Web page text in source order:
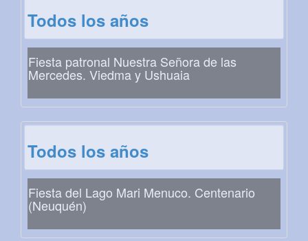
Todos los años
Fiesta patronal Nuestra Señora de las
Mercedes. Viedma y Ushuaia
Todos los años
Fiesta del Lago Mari Menuco. Centenario
(Neuquén)